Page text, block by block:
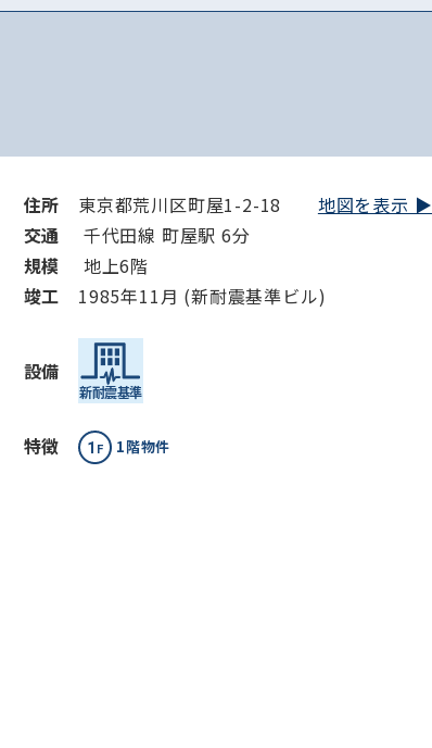
住所 東京都荒川区町屋1-2-18 地図を表示 ▶︎
交通
千代田線 町屋駅 6分
規模
地上6階
竣⼯ 1985年11月 (新耐震基準ビル)
設備
特徴 1階物件